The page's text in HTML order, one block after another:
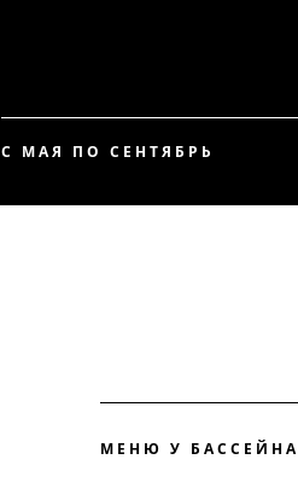
С МАЯ ПО СЕНТЯБРЬ
МЕНЮ У БАССЕЙНА